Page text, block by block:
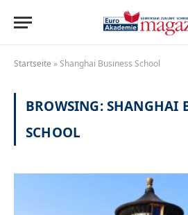
Startseite »Shanghai Business School
BROWSING:SHANGHAI
SCHOOL